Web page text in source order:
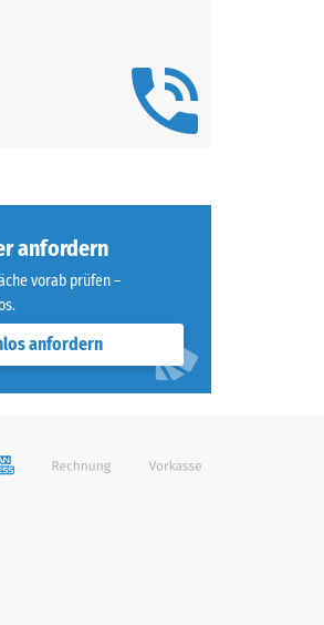
anfordern
vorab prüfen –
anfordern